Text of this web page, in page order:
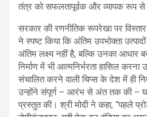
तंत्र को सफलतापूर्वक और व्यापक रूप से
सरकार की रणनीतिक रूपरेखा पर
ने स्पष्ट किया कि अंतिम उपभोक्ता
अंतिम लक्ष्य नहीं है, बल्कि उनका
निर्माण में भी आत्मनिर्भरता हासिल करना
संचालित करने वाली चिप्स के देश में ही
उन्होंने संपूर्ण – आरंभ से अंत तक की –
प्रस्तुत की। श्री मोदी ने कहा, “पहले